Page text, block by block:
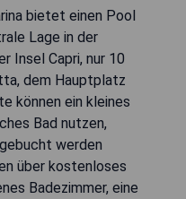
bietet einen Pool
Lage in der
Insel Capri, nur 10
dem Hauptplatz
können ein kleines
Bad nutzen,
werden
über kostenloses
Badezimmer, eine